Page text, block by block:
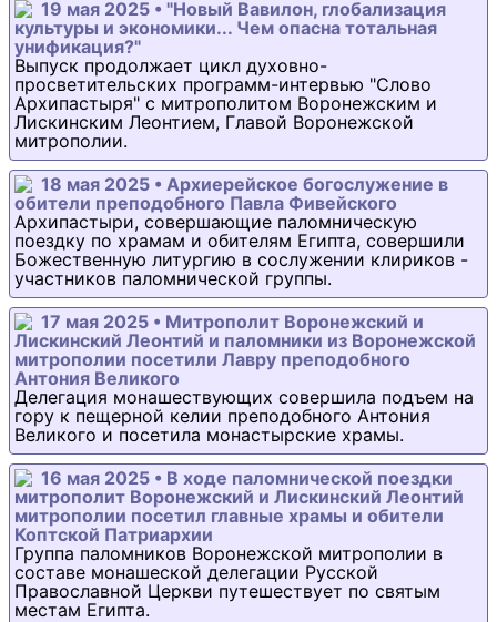
19 мая 2025 • "Новый Вавилон, глобализация
культуры и экономики... Чем опасна тотальная
унификация?"
Выпуск продолжает цикл духовно-
просветительских программ-интервью "Слово
Архипастыря" с митрополитом Воронежским и
Лискинским Леонтием, Главой Воронежской
митрополии.
18 мая 2025 • Архиерейское богослужение в
обители преподобного Павла Фивейского
Архипастыри, совершающие паломническую
поездку по храмам и обителям Египта, совершили
Божественную литургию в сослужении клириков -
участников паломнической группы.
17 мая 2025 • Митрополит Воронежский и
Лискинский Леонтий и паломники из Воронежской
митрополии посетили Лавру преподобного
Антония Великого
Делегация монашествующих совершила подъем на
гору к пещерной келии преподобного Антония
Великого и посетила монастырские храмы.
16 мая 2025 • В ходе паломнической поездки
митрополит Воронежский и Лискинский Леонтий
митрополии посетил главные храмы и обители
Коптской Патриархии
Группа паломников Воронежской митрополии в
составе монашеской делегации Русской
Православной Церкви путешествует по святым
местам Египта.